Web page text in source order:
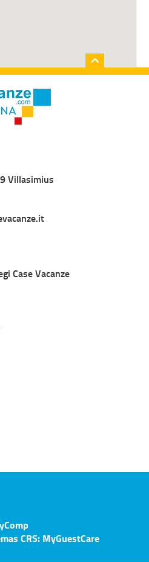
Villasimius
Case Vacanze
CRS: MyGuestCare